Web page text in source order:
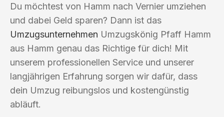
Du möchtest von Hamm nach Vernier umziehen
und dabei Geld sparen? Dann ist das
Umzugsunternehmen Umzugskönig Pfaff Hamm
aus Hamm genau das Richtige für dich! Mit
unserem professionellen Service und unserer
langjährigen Erfahrung sorgen wir dafür, dass
dein Umzug reibungslos und kostengünstig
abläuft.